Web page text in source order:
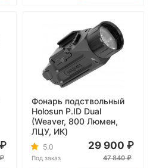
Фонарь подствольный
Holosun P.ID Dual
(Weaver, 800 Люмен,
ЛЦУ, ИК)
5.0
Под заказ
29 900
47 840